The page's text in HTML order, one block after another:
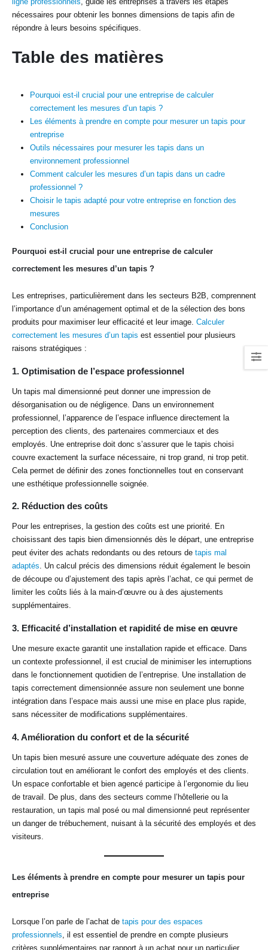
nécessaires pour obtenir les bonnes dimensions de tapis afin de
répondre à leurs besoins spécifiques.
Table des matières
Pourquoi est-il crucial pour une entreprise de calculer
correctement les mesures d’un tapis ?
Les éléments à prendre en compte pour mesurer un tapis pour
entreprise
Outils nécessaires pour mesurer les tapis dans un
environnement professionnel
Comment calculer les mesures d’un tapis dans un cadre
professionnel ?
Choisir le tapis adapté pour votre entreprise en fonction des
mesures
Conclusion
Pourquoi est-il crucial pour une entreprise de calculer
correctement les mesures d’un tapis ?
Les entreprises, particulièrement dans les secteurs B2B, comprennent
l’importance d’un aménagement optimal et de la sélection des bons
produits pour maximiser leur efficacité et leur image. Calculer
correctement les mesures d’un tapis est essentiel pour plusieurs
raisons stratégiques :
1. Optimisation de l’espace professionnel
Un tapis mal dimensionné peut donner une impression de
désorganisation ou de négligence. Dans un environnement
professionnel, l’apparence de l’espace influence directement la
perception des clients, des partenaires commerciaux et des
employés. Une entreprise doit donc s’assurer que le tapis choisi
couvre exactement la surface nécessaire, ni trop grand, ni trop petit.
Cela permet de définir des zones fonctionnelles tout en conservant
une esthétique professionnelle soignée.
2. Réduction des coûts
Pour les entreprises, la gestion des coûts est une priorité. En
choisissant des tapis bien dimensionnés dès le départ, une entreprise
peut éviter des achats redondants ou des retours de tapis mal
adaptés. Un calcul précis des dimensions réduit également le besoin
de découpe ou d’ajustement des tapis après l’achat, ce qui permet de
limiter les coûts liés à la main-d’œuvre ou à des ajustements
supplémentaires.
3. Efficacité d’installation et rapidité de mise en œuvre
Une mesure exacte garantit une installation rapide et efficace. Dans
un contexte professionnel, il est crucial de minimiser les interruptions
dans le fonctionnement quotidien de l’entreprise. Une installation de
tapis correctement dimensionnée assure non seulement une bonne
intégration dans l’espace mais aussi une mise en place plus rapide,
sans nécessiter de modifications supplémentaires.
4.Amélioration du confort et de la sécurité
Un tapis bien mesuré assure une couverture adéquate des zones de
circulation tout en améliorant le confort des employés et des clients.
Un espace confortable et bien agencé participe à l’ergonomie du lieu
de travail. De plus, dans des secteurs comme l’hôtellerie ou la
restauration, un tapis mal posé ou mal dimensionné peut représenter
un danger de trébuchement, nuisant à la sécurité des employés et des
visiteurs.
Les éléments à prendre en compte pour mesurer un tapis pour
entreprise
Lorsque l’on parle de l’achat de tapis pour des espaces
professionnels, il est essentiel de prendre en compte plusieurs
critères supplémentaires par rapport à un achat pour un particulier.